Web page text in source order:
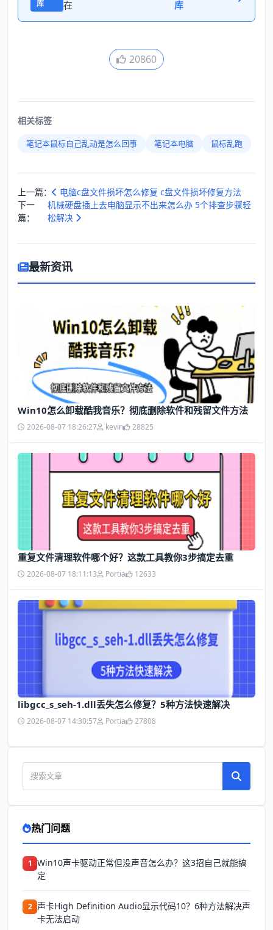
库 在 库
20860
相关标签
笔记本鼠标自己乱动是怎么回事 笔记本电脑 鼠标乱跑
上一篇：
电脑c盘文件损坏怎么修复 c盘文件损坏修复方法
下一
篇：
机械硬盘插上去电脑显示不出来怎么办 5个排查步骤轻
松解决
最新资讯
Win10怎么卸载酷我音乐？彻底删除软件和残留文件方法
2026-08-07 18:26:27 kevin 28825
​重复文件清理软件哪个好？这款工具教你3步搞定去重
2026-08-07 18:11:13 Portia 12633
libgcc_s_seh-1.dll丢失怎么修复？5种方法快速解决
2026-08-07 14:30:57 Portia 27808
热门问题
1 Win10声卡驱动正常但没声音怎么办？这3招自己就能搞
定
2 声卡High Definition Audio显示代码10？6种方法解决声
卡无法启动